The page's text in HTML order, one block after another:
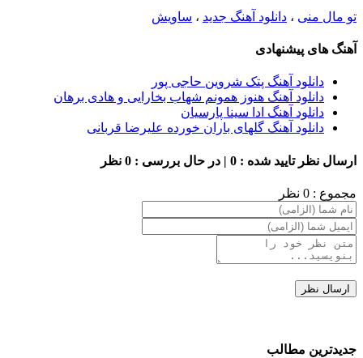
تو مال منی ، دانلود آهنگ جدید ، ساویش
آهنگ های پیشنهادی
دانلود آهنگ پتک شروین حاجی پور
دانلود آهنگ هنوز همونم شهاب بخارایی و هادی برهان
دانلود آهنگ ادا سینا پارسیان
دانلود آهنگ گلهای باران خورده علیرضا قربانی
ارسال نظرتایید شده : 0 | در حال بررسی : 0 نظر
مجموع : 0 نظر
جدیدترین مطالب